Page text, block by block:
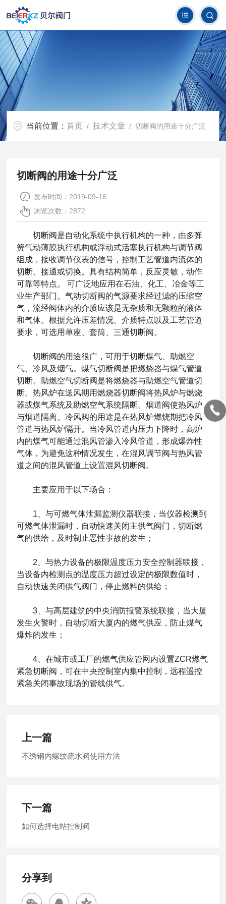
当前位置：首页 /技术文章 / 切断阀的用途十分广泛
切断阀的用途十分广泛
发布时间：2019-09-16
浏览次数：2872
切断阀是自动化系统中执行机构的一种，由多弹
簧气动薄膜执行机构或浮动式活塞执行机构与调节阀
组成，接收调节仪表的信号，控制工艺管道内流体的
切断、接通或切换。具有结构简单，反应灵敏，动作
可靠等特点。 可广泛地应用在石油、化工、冶金等工
业生产部门。气动切断阀的气源要求经过滤的压缩空
气，流经阀体内的介质应该是无杂质和无颗粒的液体
和气体。根据允许压差情况、介质特点以及工艺管道
要求，可选用单座、套筒、三通切断阀。
切断阀的用途很广，可用于切断煤气、助燃空
气、冷风及烟气。煤气切断阀是把燃烧器与煤气管道
切断。助燃空气切断阀是将燃烧器与助燃空气管道切
断。热风炉在送风期用燃烧器切断阀将热风炉与燃烧
器或煤气系统及助燃空气系统隔断。烟道阀使热风炉
与烟道隔离。冷风阀的用途是在热风炉燃烧期把冷风
管道与热风炉隔开。当冷风管道内压力下降时，高炉
内的煤气可能通过混风管渗入冷风管道，形成爆炸性
气体，为避免这种情况发生，在混风调节阀与热风管
道之间的混风管道上设置混风切断阀。
主要应用于以下场合：
1、与可燃气体泄漏监测仪器联接，当仪器检测到
可燃气体泄漏时，自动快速关闭主供气阀门，切断燃
气的供给，及时制止恶性事故的发生；
2、与热力设备的极限温度压力安全控制器联接，
当设备内检测点的温度压力超过设定的极限数值时，
自动快速关闭供气阀门，停止燃料的供给；
3、与高层建筑的中央消防报警系统联接，当大厦
发生火警时，自动切断大厦内的燃气供应，防止煤气
爆炸的发生；
4、在城市或工厂的燃气供应管网内设置ZCR燃气
紧急切断阀，可在中央控制室内集中控制，远程遥控
紧急关闭事故现场的管线供气。
上一篇
不绣钢内螺纹疏水阀使用方法
下一篇
如何选择电站控制阀
分享到